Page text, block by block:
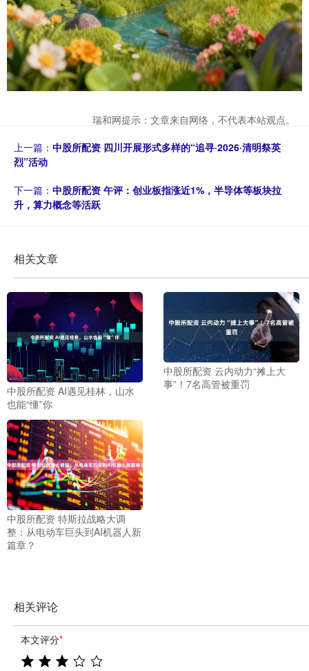
瑞和网提示：文章来自网络，不代表本站观点。
上一篇： 中股所配资 四川开展形式多样的“追寻·2026·清明祭英
烈”活动
下一篇： 中股所配资 午评：创业板指涨近1%，半导体等板块拉
升，算力概念等活跃
相关文章
中股所配资 AI遇见桂林，山水
也能“懂”你
中股所配资 云内动力“摊上大
事”！7名高管被重罚
中股所配资 特斯拉战略大调
整：从电动车巨头到AI机器人新
篇章？
相关评论
本文评分*